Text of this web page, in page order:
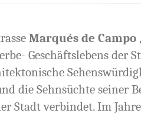
Marqués de Campo
Geschäftslebens der
die Sehnsüchte seiner
Stadt verbindet. Im